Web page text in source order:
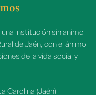
una institución sin animo
de Jaén, con el ánimo
de la vida social y
Carolina (Jaén)